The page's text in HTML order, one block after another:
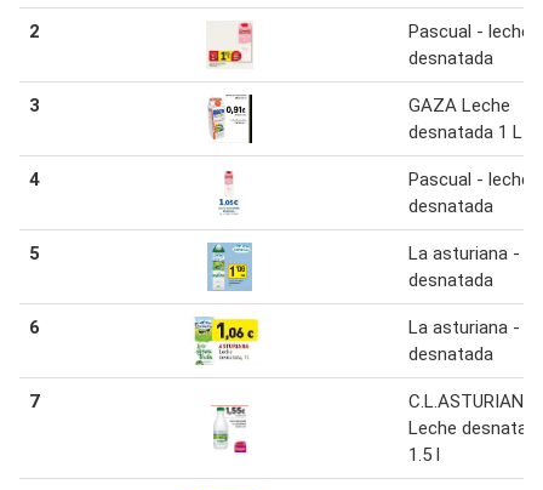
2
Pascual - leche
desnatada
3
GAZA Leche
desnatada 1 L
4
Pascual - leche
desnatada
5
La asturiana -
desnatada
6
La asturiana -
desnatada
7
C.L.ASTURIANA
Leche
1.5 l